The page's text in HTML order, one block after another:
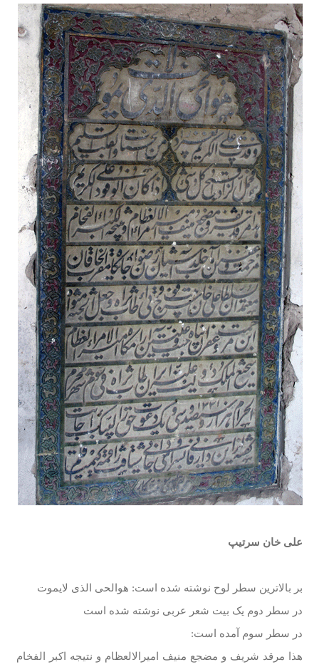
علی خان سرتیپ
بر بالاترین سطر لوح نوشته شده است: هوالحی الذی لایموت
در سطر دوم یک بیت شعر عربی نوشته شده است
در سطر سوم آمده است:
هذا مرقد شریف و مضجع منیف امیرالالعظام و نتیجه اکبر الفخام